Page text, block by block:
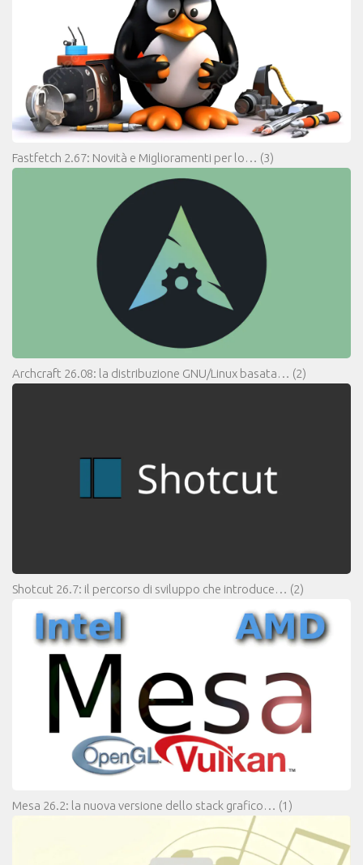
Fastfetch 2.67: Novità e Miglioramenti per lo… (3)
Archcraft 26.08: la distribuzione GNU/Linux basata… (2)
Shotcut 26.7: il percorso di sviluppo che introduce… (2)
Mesa 26.2: la nuova versione dello stack grafico… (1)